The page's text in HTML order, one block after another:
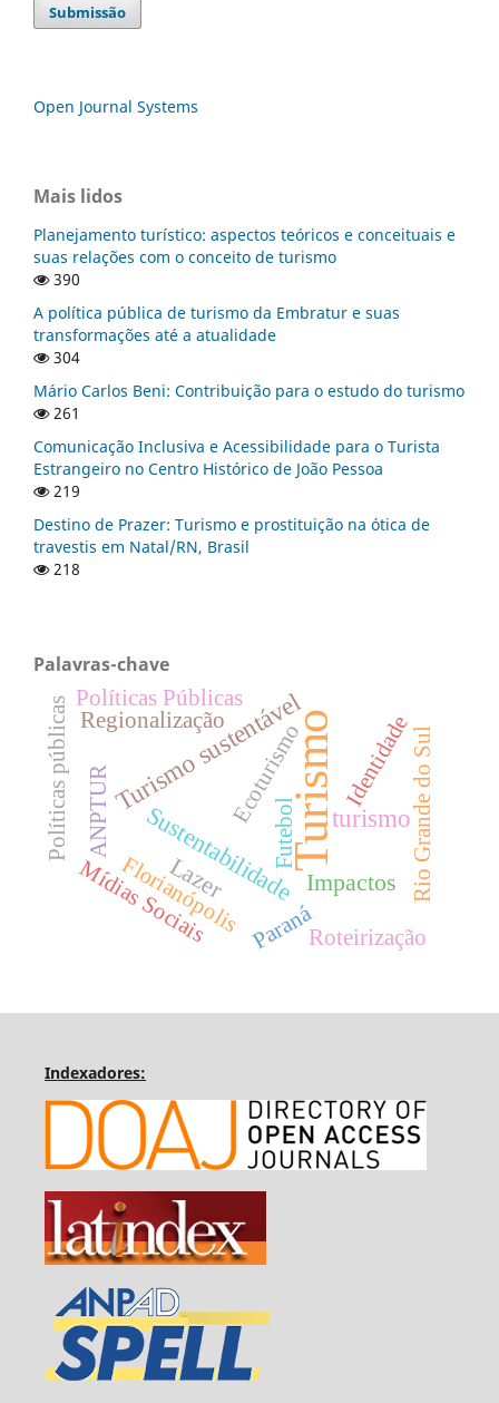
Submissão
Open Journal Systems
Mais lidos
Planejamento turístico: aspectos teóricos e conceituais e
suas relações com o conceito de turismo
390
A política pública de turismo da Embratur e suas
transformações até a atualidade
304
Mário Carlos Beni: Contribuição para o estudo do turismo
261
Comunicação Inclusiva e Acessibilidade para o Turista
Estrangeiro no Centro Histórico de João Pessoa
219
Destino de Prazer: Turismo e prostituição na ótica de
travestis em Natal/RN, Brasil
218
Palavras-chave
Turismo
Turismo sustentável
turismo
Impactos
Lazer
Sustentabilidade
Ecoturismo
Florianópolis
Mídias Sociais
Políticas públicas Regionalização
Paraná
Políticas Públicas
IdentidadeRio Grande do Sul
Futebol
ANPTUR
Roteirização
Indexadores: